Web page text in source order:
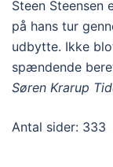
Steen Steensen
på hans tur
udbytte. Ikke
spændende
Søren Krarup
Antal sider: 333